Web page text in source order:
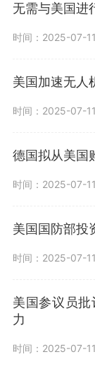
无需与美国进
时间：2025-07-
美国加速无人
时间：2025-07-
德国拟从美国
时间：2025-07-
美国国防部投
时间：2025-07-
美国参议员
力
时间：2025-07-